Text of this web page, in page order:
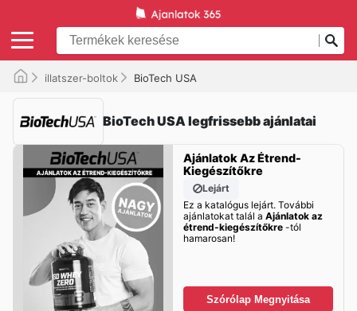
illatszer-boltok BioTech USA
BioTech USA legfrissebb ajánlatai
Ajánlatok Az Étrend-
Kiegészítőkre
Lejárt
Ez a katalógus lejárt. További
ajánlatokat talál a Ajánlatok az
étrend-kiegészítőkre-tól
hamarosan!
Szórólap Megnyitása